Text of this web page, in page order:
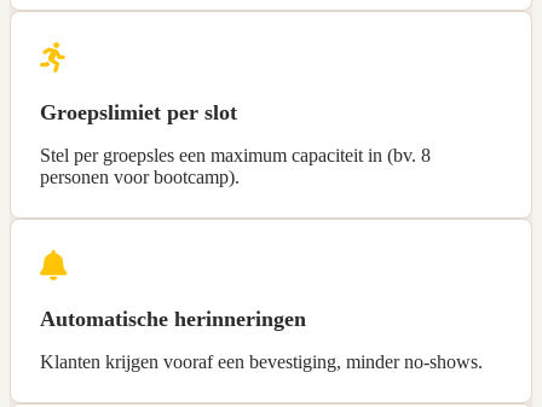
Groepslimiet per slot
Stel per groepsles een maximum capaciteit in (bv. 8
personen voor bootcamp).
Automatische herinneringen
Klanten krijgen vooraf een bevestiging, minder no-shows.